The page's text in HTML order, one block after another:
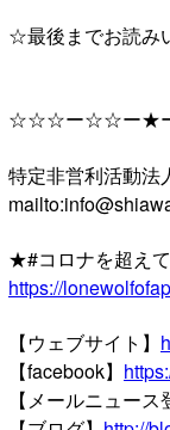
☆最後までお読み
☆☆☆ー☆☆ー★ー
特定非営利活動法
★#コロナを超え
https://
【ウェブサイト】
【facebook】
【メールニュース